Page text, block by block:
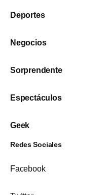
Deportes
Negocios
Sorprendente
Espectáculos
Geek
Redes Sociales
Facebook